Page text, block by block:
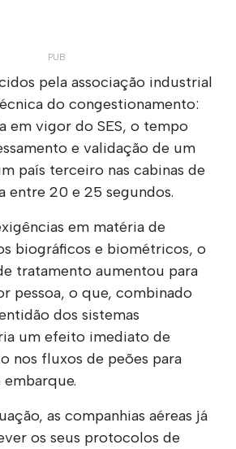
pela associação industrial
do congestionamento:
em vigor do SES, o tempo
e validação de um
país terceiro nas cabinas de
entre 20 e 25 segundos.
em matéria de
biográficos e biométricos, o
tratamento aumentou para
pessoa, o que, combinado
dos sistemas
um efeito imediato de
nos fluxos de peões para
as companhias aéreas já
os seus protocolos de